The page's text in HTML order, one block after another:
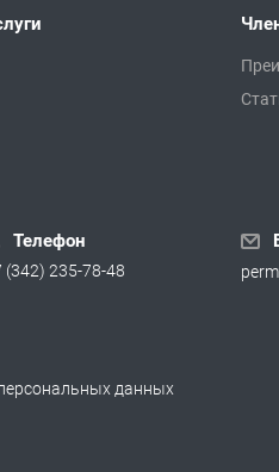
Телефон
(342) 235-78-48
данных